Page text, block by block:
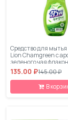
Средство для мытья
Lion Chamgreen с
зеленого чая
135.00 ₽145.00 ₽
В